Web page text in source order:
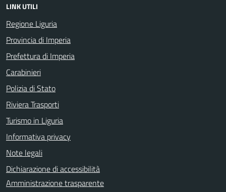
LINK UTILI
Regione Liguria
Provincia di Imperia
Prefettura di Imperia
Carabinieri
Polizia di Stato
Riviera Trasporti
Turismo in Liguria
Informativa privacy
Note legali
Dichiarazione di accessibilità
Amministrazione trasparente